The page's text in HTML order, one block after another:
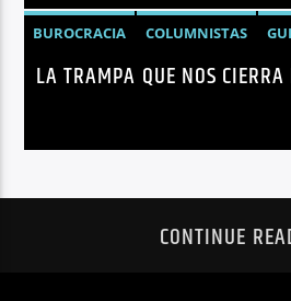
BUROCRACIA COLUMNISTAS
LIBRE COMERCIO
NOTICIAS
LA TRAMPA QUE NOS
CONTINUE